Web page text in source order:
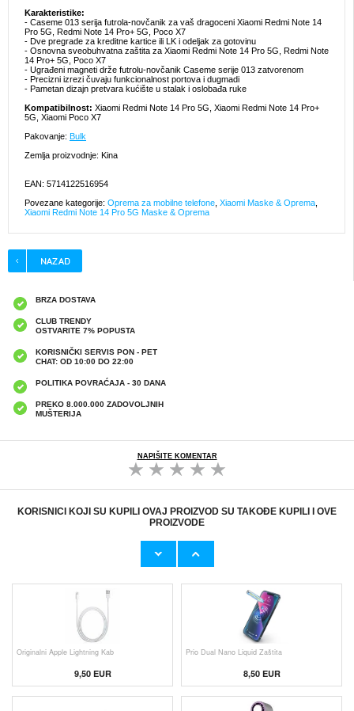
Karakteristike:
- Caseme 013 serija futrola-novčanik za vaš dragoceni Xiaomi Redmi Note 14
Pro 5G, Redmi Note 14 Pro+ 5G, Poco X7
- Dve pregrade za kreditne kartice ili LK i odeljak za gotovinu
- Osnovna sveobuhvatna zaštita za Xiaomi Redmi Note 14 Pro 5G, Redmi Note
14 Pro+ 5G, Poco X7
- Ugrađeni magneti drže futrolu-novčanik Caseme serije 013 zatvorenom
- Precizni izrezi čuvaju funkcionalnost portova i dugmadi
- Pametan dizajn pretvara kućište u stalak i oslobađa ruke
Kompatibilnost: Xiaomi Redmi Note 14 Pro 5G, Xiaomi Redmi Note 14 Pro+
5G, Xiaomi Poco X7
Pakovanje: Bulk
Zemlja proizvodnje: Kina
EAN: 5714122516954
Povezane kategorije: Oprema za mobilne telefone Xiaomi Maske & Oprema
Xiaomi Redmi Note 14 Pro 5G Maske & Oprema
BRZA DOSTAVA
CLUB TRENDY
OSTVARITE 7% POPUSTA
KORISNIČKI SERVIS PON - PET
CHAT: OD 10:00 DO 22:00
POLITIKA POVRAĆAJA - 30 DANA
PREKO 8.000.000 ZADOVOLJNIH
MUŠTERIJA
NAPIŠITE KOMENTAR
KORISNICI KOJI SU KUPILI OVAJ PROIZVOD SU TAKOĐE KUPILI I OVE
PROIZVODE
HHW 660W GaN 10-Port USB-C Cha
Originalni Apple Lightning Kab
9,50 EUR
Prio Dual Nano Liquid Zaštita
8,50 EUR